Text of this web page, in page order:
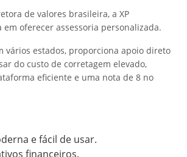
de valores brasileira, a XP
em oferecer assessoria personalizada.
vários estados, proporciona apoio direto
do custo de corretagem elevado,
eficiente e uma nota de 8 no
e fácil de usar.
financeiros.